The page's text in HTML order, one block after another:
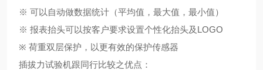
※ 可以自动做数据统计（平均值，最大值，最小值）
※ 报表抬头可以按客户要求设置个性化抬头及LOGO
※ 荷重双层保护，以更有效的保护传感器
插拔力试验机跟同行比较之优点：